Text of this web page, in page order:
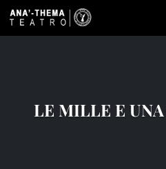
LE MILLE E